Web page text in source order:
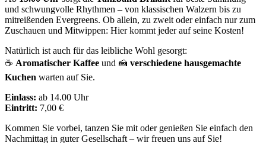
und schwungvolle Rhythmen – von klassischen Walzern bis zu
mitreißenden Evergreens. Ob allein, zu zweit oder einfach nur zum
Zuschauen und Mitwippen: Hier kommt jeder auf seine Kosten!
Natürlich ist auch für das leibliche Wohl gesorgt:
☕ Aromatischer Kaffee und 🍰 verschiedene hausgemachte
Kuchen warten auf Sie.
Einlass: ab 14.00 Uhr
Eintritt: 7,00 €
Kommen Sie vorbei, tanzen Sie mit oder genießen Sie einfach den
Nachmittag in guter Gesellschaft – wir freuen uns auf Sie!